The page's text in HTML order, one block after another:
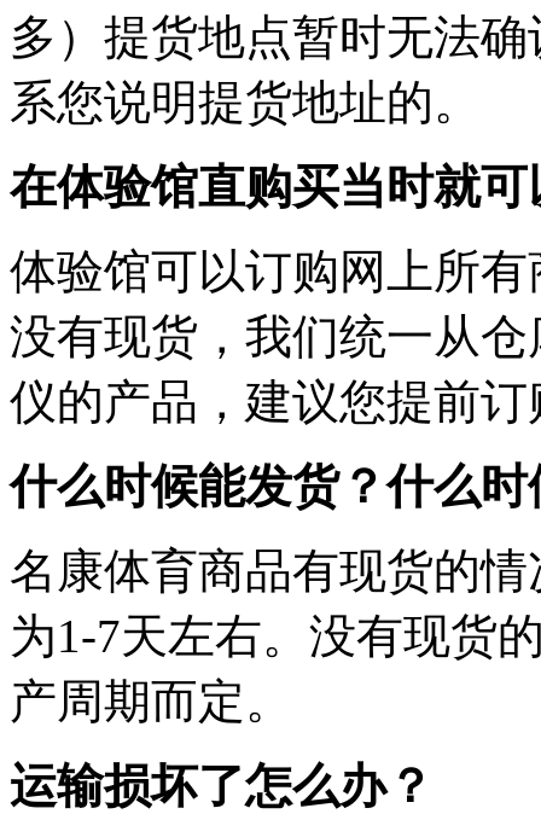
多）提货地点暂时无法
系您说明提货地址的。
在体验馆直购买当时就
体验馆可以订购网上所
没有现货，我们统一从
仪的产品，建议您提前订
什么时候能发货？什么
名康体育商品有现货的
为1-7天左右。没有现货
产周期而定。
运输损坏了怎么办？